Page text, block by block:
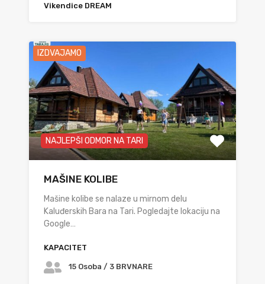
Vikendice DREAM
IZDVAJAMO
NAJLEPŠI ODMOR NA TARI
MAŠINE KOLIBE
Mašine kolibe se nalaze u mirnom delu
Kaluđerskih Bara na Tari. Pogledajte lokaciju na
Google…
KAPACITET
15 Osoba / 3 BRVNARE